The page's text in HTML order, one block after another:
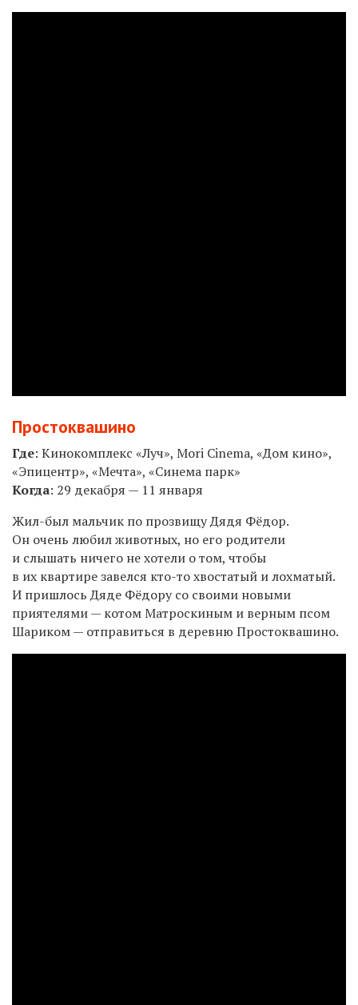
Простоквашино
Где: Кинокомплекс «Луч», Mori Cinema, «Дом кино»,
«Эпицентр», «Мечта», «Синема парк»
Когда: 29 декабря — 11 января
Жил-был мальчик по прозвищу Дядя Фёдор.
Он очень любил животных, но его родители
и слышать ничего не хотели о том, чтобы
в их квартире завелся кто-то хвостатый и лохматый.
И пришлось Дяде Фёдору со своими новыми
приятелями — котом Матроскиным и верным псом
Шариком — отправиться в деревню Простоквашино.